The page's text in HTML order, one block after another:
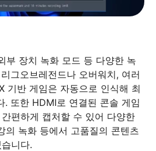
부 장치 녹화 모드 등 다양한 녹
그오브레전드나 오버워치, 여러
기반 게임은 자동으로 인식해 최
. 또한 HDMI로 연결된 콘솔 게임
편하게 캡처할 수 있어 다양한
의 녹화 등에서 고품질의 콘텐츠
니다.